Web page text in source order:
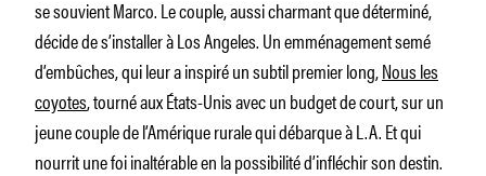
se souvient Marco. Le couple, aussi charmant que déterminé,
décide de s’installer à Los Angeles. Un emménagement semé
d’embûches, qui leur a inspiré un subtil premier long,Nous les
coyotes, tourné aux États-Unis avec un budget de court, sur un
jeune couple de l’Amérique rurale qui débarque à L.A. Et qui
nourrit une foi inaltérable en la possibilité d’infléchir son destin.